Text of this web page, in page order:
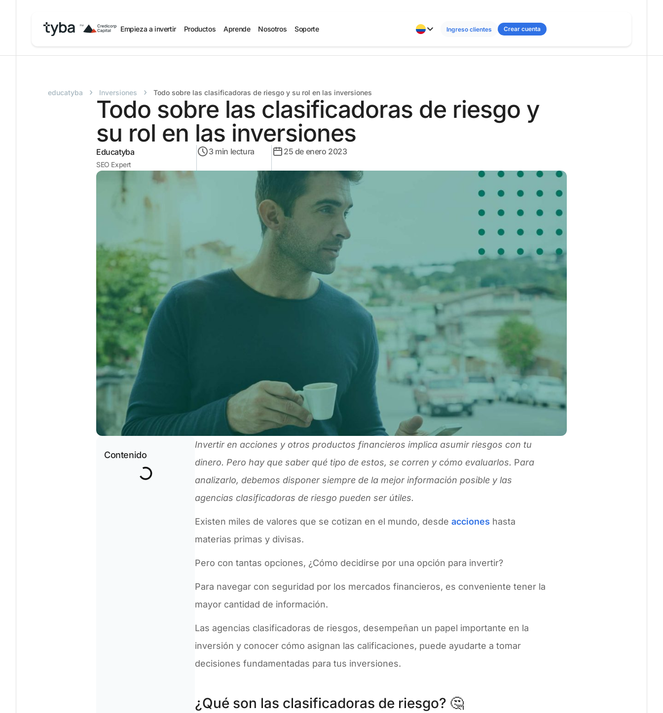
Empieza a invertir Productos Aprende Nosotros Soporte Ingreso clientes Crear cuenta
educatyba › Inversiones › Todo sobre las clasificadoras de riesgo y su rol en las inversiones
Todo sobre las clasificadoras de riesgo y
su rol en las inversiones
Educatyba
SEO Expert
3 min lectura 25 de enero 2023
Contenido
Invertir en acciones y otros productos financieros implica asumir riesgos con tu
dinero. Pero hay que saber qué tipo de estos, se corren y cómo evaluarlos. Para
analizarlo, debemos disponer siempre de la mejor información posible y las
agencias clasificadoras de riesgo pueden ser útiles.
Existen miles de valores que se cotizan en el mundo, desde acciones hasta
materias primas y divisas.
Pero con tantas opciones, ¿Cómo decidirse por una opción para invertir?
Para navegar con seguridad por los mercados financieros, es conveniente tener la
mayor cantidad de información.
Las agencias clasificadoras de riesgos, desempeñan un papel importante en la
inversión y conocer cómo asignan las calificaciones, puede ayudarte a tomar
decisiones fundamentadas para tus inversiones.
¿Qué son las clasificadoras de riesgo? 🤔